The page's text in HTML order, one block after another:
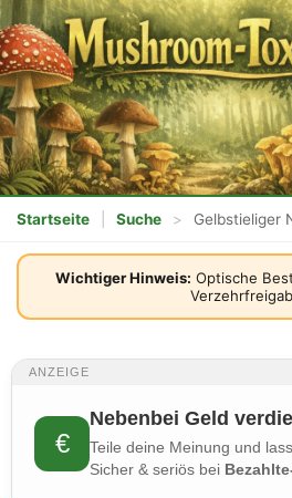
Startseite Suche > Gelbstieliger
Wichtiger Hinweis: Optische
ANZEIGE
€
Nebenbei Geld
Teile deine Meinung und
Sicher & seriös bei